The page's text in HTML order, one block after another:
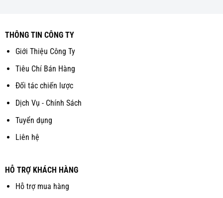
THÔNG TIN CÔNG TY
Giới Thiệu Công Ty
Tiêu Chí Bán Hàng
Đối tác chiến lược
Dịch Vụ - Chính Sách
Tuyển dụng
Liên hệ
HỖ TRỢ KHÁCH HÀNG
Hỗ trợ mua hàng